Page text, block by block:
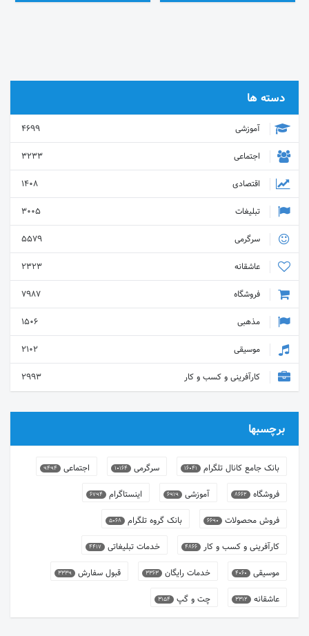
دسته ها
آموزشی
4699
اجتماعی
3233
اقتصادی
1408
تبلیغات
3005
سرگرمی
5579
عاشقانه
2323
فروشگاه
7987
مذهبی
1506
موسیقی
2102
کارآفرینی و کسب و کار
2993
برچسبها
بانک جامع کانال تلگرام 16041 سرگرمی 10164 اجتماعی 9494
فروشگاه 8662 آموزشی 6919 اینستاگرام 6794
فروش محصولات 6690 بانک گروه تلگرام 5068
کارآفرینی و کسب و کار 4866 خدمات تبلیغاتی 4417
موسیقی 4060 خدمات رایگان 3363 قبول سفارش 3339
عاشقانه 3312 چت و گپ 3154